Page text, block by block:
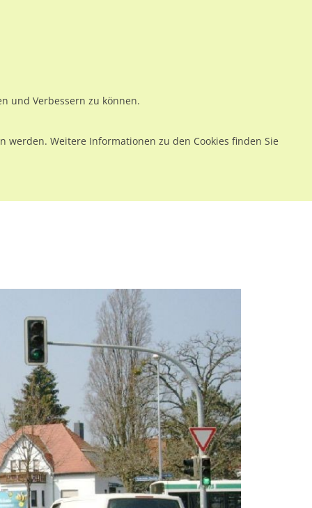
Platz
und Verbessern zu können.
werden. Weitere Informationen zu den Cookies finden Sie